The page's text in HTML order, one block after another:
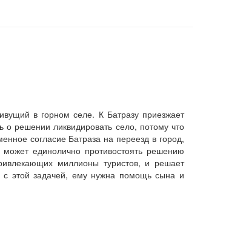
в горном селе. К Батразу приезжает
решении ликвидировать село, потому что
согласие Батраза на переезд в город,
единолично противостоять решению
миллионы туристов, и решает
с этой задачей, ему нужна помощь сына и